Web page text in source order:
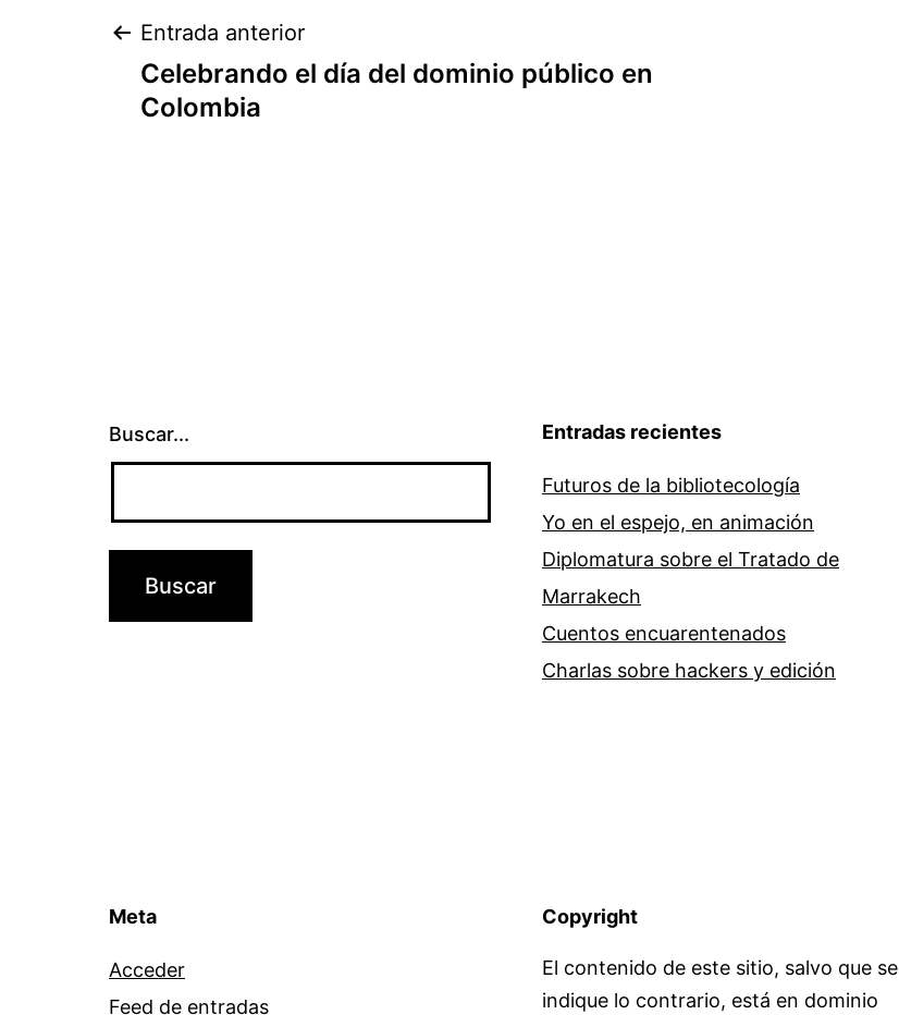
Navegación
de
Entrada anterior
Celebrando el día del dominio público en
Colombia
Buscar... Entradas recientes
Futuros de la bibliotecología
Yo en el espejo, en animación
Diplomatura sobre el Tratado de
Marrakech
Cuentos encuarentenados
Charlas sobre hackers y edición
Meta
Acceder
Feed de entradas
Copyright
El contenido de este sitio, salvo que se
indique lo contrario, está en dominio